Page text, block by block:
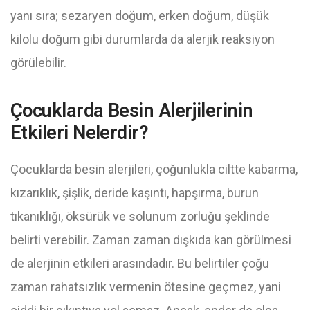
yanı sıra; sezaryen doğum, erken doğum, düşük
kilolu doğum gibi durumlarda da alerjik reaksiyon
görülebilir.
Çocuklarda Besin Alerjilerinin
Etkileri Nelerdir?
Çocuklarda besin alerjileri, çoğunlukla ciltte kabarma,
kızarıklık, şişlik, deride kaşıntı, hapşırma, burun
tıkanıklığı, öksürük ve solunum zorluğu şeklinde
belirti verebilir. Zaman zaman dışkıda kan görülmesi
de alerjinin etkileri arasındadır. Bu belirtiler çoğu
zaman rahatsızlık vermenin ötesine geçmez, yani